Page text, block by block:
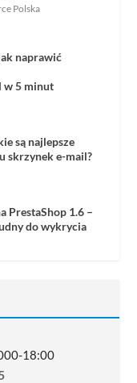
Polska
naprawić
w 5 minut
są najlepsze
skrzynek e-mail?
PrestaShop 1.6 –
do wykrycia
18:00